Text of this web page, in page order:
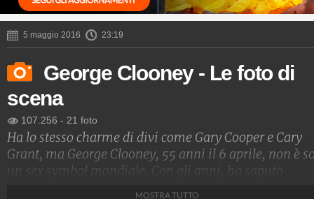
5 maggio 2016 23:19
George Clooney - Le foto di
scena
107.256 - 21 foto
Ha lo stesso charme di divi come Gary Cooper e Cary
Grant, ma George Clooney, 55 anni il 6 aprile, non è
un sex symbol mondiale. Con gli anni, ha saputo
MOSTRA TUTTO